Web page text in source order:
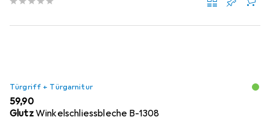
Türgriff + Türgarnitur
EUR
59,90
GlutzWinkelschliessbleche B-1308